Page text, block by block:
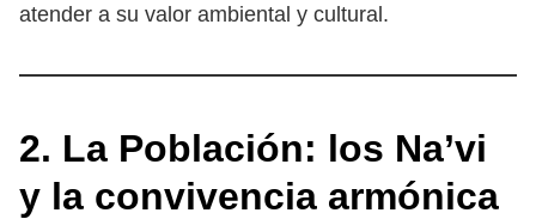
atender a su valor ambiental y cultural.
2. La Población: los Na’vi
y la convivencia armónica